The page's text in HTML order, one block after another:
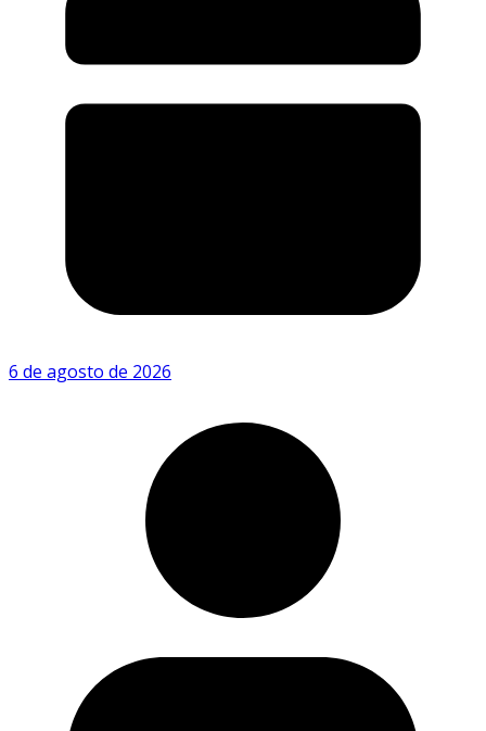
6 de agosto de 2026